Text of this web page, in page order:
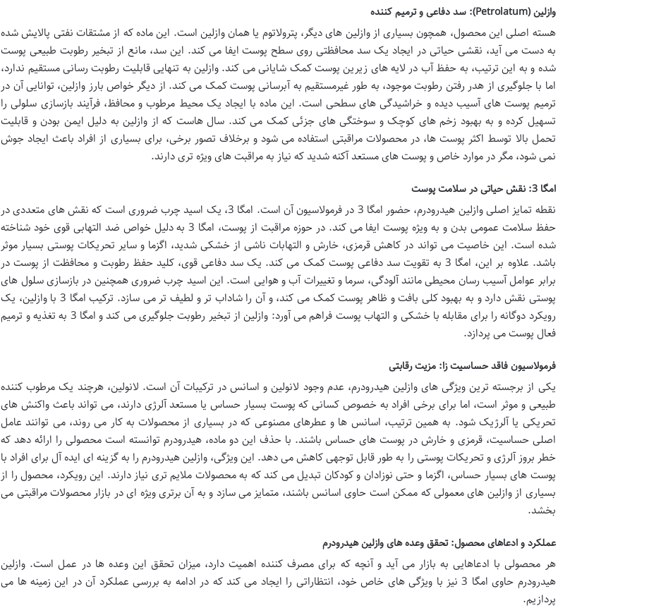
وازلین (Petrolatum): سد دفاعی و ترمیم کننده
هسته اصلی این محصول، همچون بسیاری از وازلین های دیگر، پترولاتوم یا همان وازلین است. این ماده که از مشتقات نفتی پالایش شده
به دست می آید، نقشی حیاتی در ایجاد یک سد محافظتی روی سطح پوست ایفا می کند. این سد، مانع از تبخیر رطوبت طبیعی پوست
شده و به این ترتیب، به حفظ آب در لایه های زیرین پوست کمک شایانی می کند. وازلین به تنهایی قابلیت رطوبت رسانی مستقیم ندارد،
اما با جلوگیری از هدر رفتن رطوبت موجود، به طور غیرمستقیم به آبرسانی پوست کمک می کند. از دیگر خواص بارز وازلین، توانایی آن در
ترمیم پوست های آسیب دیده و خراشیدگی های سطحی است. این ماده با ایجاد یک محیط مرطوب و محافظ، فرآیند بازسازی سلولی را
تسهیل کرده و به بهبود زخم های کوچک و سوختگی های جزئی کمک می کند. سال هاست که از وازلین به دلیل ایمن بودن و قابلیت
تحمل بالا توسط اکثر پوست ها، در محصولات مراقبتی استفاده می شود و برخلاف تصور برخی، برای بسیاری از افراد باعث ایجاد جوش
نمی شود، مگر در موارد خاص و پوست های مستعد آکنه شدید که نیاز به مراقبت های ویژه تری دارند.
امگا 3: نقش حیاتی در سلامت پوست
نقطه تمایز اصلی وازلین هیدرودرم، حضور امگا 3 در فرمولاسیون آن است. امگا 3، یک اسید چرب ضروری است که نقش های متعددی در
حفظ سلامت عمومی بدن و به ویژه پوست ایفا می کند. در حوزه مراقبت از پوست، امگا 3 به دلیل خواص ضد التهابی قوی خود شناخته
شده است. این خاصیت می تواند در کاهش قرمزی، خارش و التهابات ناشی از خشکی شدید، اگزما و سایر تحریکات پوستی بسیار موثر
باشد. علاوه بر این، امگا 3 به تقویت سد دفاعی پوست کمک می کند. یک سد دفاعی قوی، کلید حفظ رطوبت و محافظت از پوست در
برابر عوامل آسیب رسان محیطی مانند آلودگی، سرما و تغییرات آب و هوایی است. این اسید چرب ضروری همچنین در بازسازی سلول های
پوستی نقش دارد و به بهبود کلی بافت و ظاهر پوست کمک می کند، و آن را شاداب تر و لطیف تر می سازد. ترکیب امگا 3 با وازلین، یک
رویکرد دوگانه را برای مقابله با خشکی و التهاب پوست فراهم می آورد: وازلین از تبخیر رطوبت جلوگیری می کند و امگا 3 به تغذیه و ترمیم
فعال پوست می پردازد.
فرمولاسیون فاقد حساسیت زا: مزیت رقابتی
یکی از برجسته ترین ویژگی های وازلین هیدرودرم، عدم وجود لانولین و اسانس در ترکیبات آن است. لانولین، هرچند یک مرطوب کننده
طبیعی و موثر است، اما برای برخی افراد به خصوص کسانی که پوست بسیار حساس یا مستعد آلرژی دارند، می تواند باعث واکنش های
تحریکی یا آلرژیک شود. به همین ترتیب، اسانس ها و عطرهای مصنوعی که در بسیاری از محصولات به کار می روند، می توانند عامل
اصلی حساسیت، قرمزی و خارش در پوست های حساس باشند. با حذف این دو ماده، هیدرودرم توانسته است محصولی را ارائه دهد که
خطر بروز آلرژی و تحریکات پوستی را به طور قابل توجهی کاهش می دهد. این ویژگی، وازلین هیدرودرم را به گزینه ای ایده آل برای افراد با
پوست های بسیار حساس، اگزما و حتی نوزادان و کودکان تبدیل می کند که به محصولات ملایم تری نیاز دارند. این رویکرد، محصول را از
بسیاری از وازلین های معمولی که ممکن است حاوی اسانس باشند، متمایز می سازد و به آن برتری ویژه ای در بازار محصولات مراقبتی می
بخشد.
عملکرد و ادعاهای محصول: تحقق وعده های وازلین هیدرودرم
هر محصولی با ادعاهایی به بازار می آید و آنچه که برای مصرف کننده اهمیت دارد، میزان تحقق این وعده ها در عمل است. وازلین
هیدرودرم حاوی امگا 3 نیز با ویژگی های خاص خود، انتظاراتی را ایجاد می کند که در ادامه به بررسی عملکرد آن در این زمینه ها می
پردازیم.